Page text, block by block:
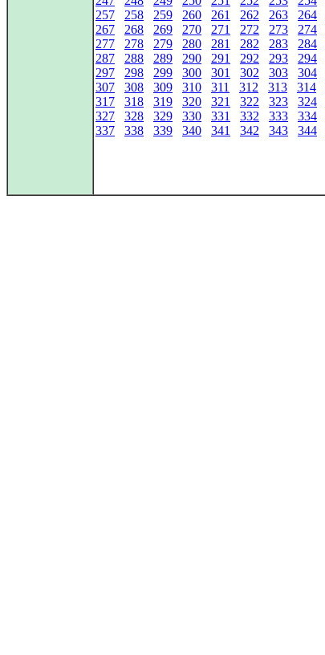
257
258 259 260 261 262 263 264
267
268 269 270 271 272 273 274
277
278 279 280 281 282 283 284
287
288 289 290 291 292 293 294
297
298 299 300 301 302 303 304
307
308 309 310 311 312 313 314
317
318 319 320 321 322 323 324
327
328 329 330 331 332 333 334
337
338 339 340 341 342 343 344